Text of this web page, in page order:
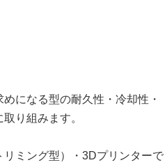
になる型の耐久性・冷却性・
り組みます。
ミング型）・3Dプリンターで